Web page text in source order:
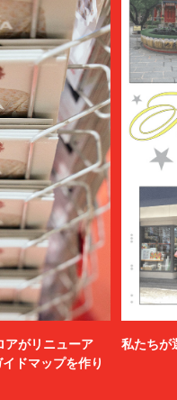
アがリニューア
ドマップを作り
私たちが